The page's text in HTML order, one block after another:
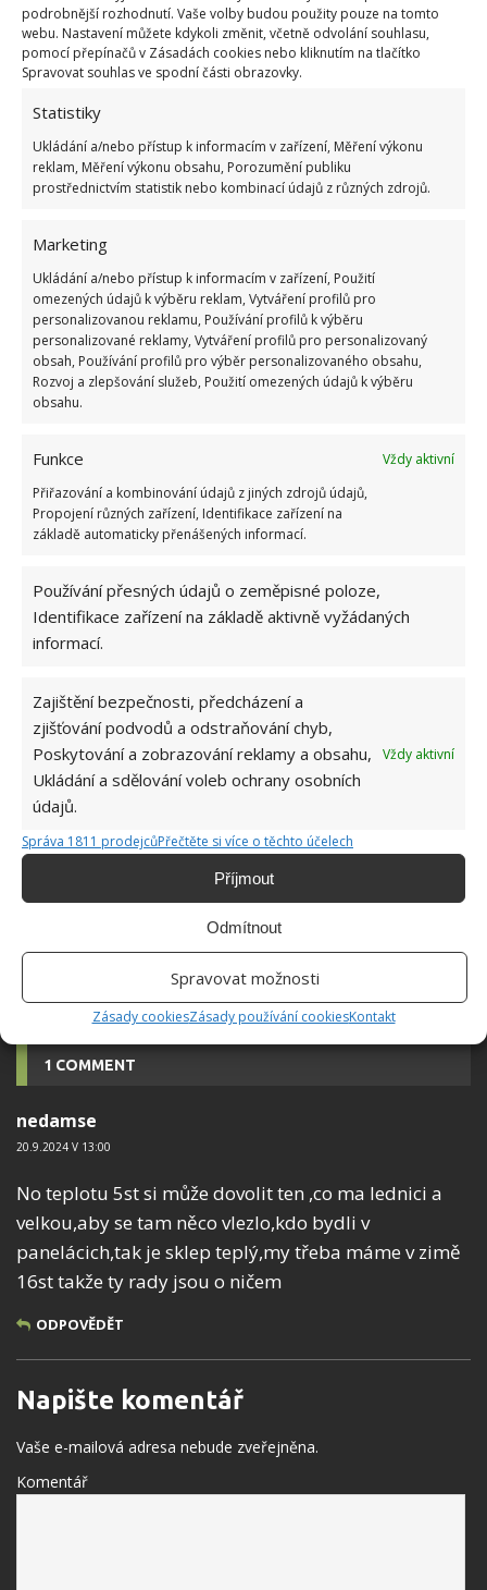
podrobnější rozhodnutí. Vaše volby budou použity pouze na tomto
webu. Nastavení můžete kdykoli změnit, včetně odvolání souhlasu,
pomocí přepínačů v Zásadách cookies nebo kliknutím na tlačítko
Spravovat souhlas ve spodní části obrazovky.
Statistiky
Ukládání a/nebo přístup k informacím v zařízení, Měření výkonu
reklam, Měření výkonu obsahu, Porozumění publiku
prostřednictvím statistik nebo kombinací údajů z různých zdrojů.
Marketing
Ukládání a/nebo přístup k informacím v zařízení, Použití
omezených údajů k výběru reklam, Vytváření profilů pro
personalizovanou reklamu, Používání profilů k výběru
personalizované reklamy, Vytváření profilů pro personalizovaný
obsah, Používání profilů pro výběr personalizovaného obsahu,
Rozvoj a zlepšování služeb, Použití omezených údajů k výběru
obsahu.
Funkce
Vždy aktivní
Přiřazování a kombinování údajů z jiných zdrojů údajů,
Propojení různých zařízení, Identifikace zařízení na
základě automaticky přenášených informací.
Používání přesných údajů o zeměpisné poloze,
Identifikace zařízení na základě aktivně vyžádaných
informací.
Zajištění bezpečnosti, předcházení a
zjišťování podvodů a odstraňování chyb,
Poskytování a zobrazování reklamy a obsahu,
Ukládání a sdělování voleb ochrany osobních
údajů.
Vždy aktivní
Správa 1811 prodejcůPřečtěte si více o těchto účelech
Příjmout
Odmítnout
Spravovat možnosti
Zásady cookiesZásady používání cookiesKontakt
BRAMBORY SKLADOVÁNÍ
Přidejte svůj názor
KOMENTOVAT
Hana Musilová
redaktorky ji tak nadchla, že se
rozhodla zůstat. Její v...[Více o
autorovi]
Zahradník se podělil o nevšední postupy, které
usnadní pěstování zeleniny
klíčový krok při pěstování rajčat
Díky těmto klíčovým radám zkušených pěstitelů
sklidíte bohatou úrodu okurek každý rok
1 COMMENT
nedamse
20.9.2024 V 13:00
No teplotu 5st si může dovolit ten ,co ma lednici a
velkou,aby se tam něco vlezlo,kdo bydli v
panelácich,tak je sklep teplý,my třeba máme v zimě
16st takže ty rady jsou o ničem
ODPOVĚDĚT
Napište komentář
Vaše e-mailová adresa nebude zveřejněna.
Komentář